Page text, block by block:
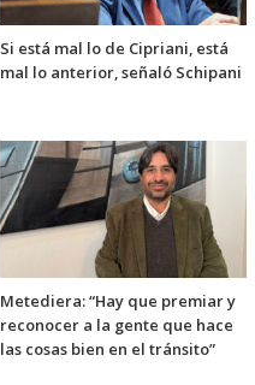
Si está mal lo de Cipriani, está
mal lo anterior, señaló Schipani
Metediera: “Hay que premiar y
reconocer a la gente que hace
las cosas bien en el tránsito”